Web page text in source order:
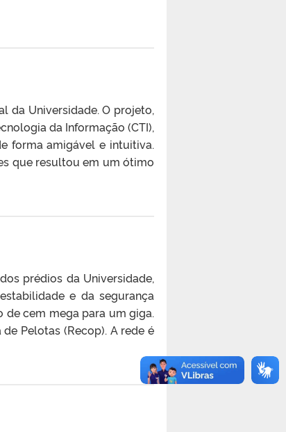
da Universidade. O projeto,
da Informação (CTI),
forma amigável e intuitiva.
que resultou em um ótimo
prédios da Universidade,
e da segurança
de cem mega para um giga.
Pelotas (Recop). A rede é